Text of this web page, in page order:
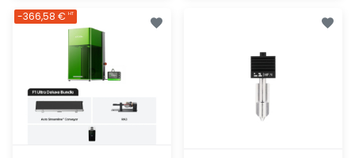
rapide
-366,58 € HT